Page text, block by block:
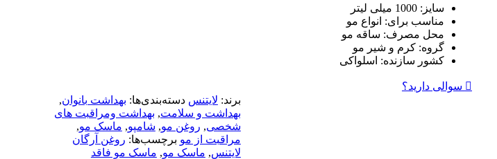
سایز: 1000 میلی لیتر
مناسب برای: انواع مو
محل مصرف: ساقه مو
گروه: کرم و شیر مو
کشور سازنده: اسلواکی
سوالی دارید؟
برند: لایتنس دسته‌بندی‌ها: بهداشت بانوان,
بهداشت و سلامت, بهداشت ومراقبت های
شخصی, روغن مو, شامپو, ماسک مو,
مراقبت از مو برچسب‌ها: روغن آرگان
لایتنس, ماسک مو, ماسک مو فاقد